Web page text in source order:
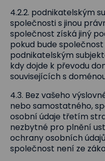
4.2.2. podnikatelským
společnosti s jinou
společnost získá jiný
pokud bude
podnikatelským
kdy dojde k převodu
souvisejících s
4.3. Bez vašeho
nebo samostatného,
osobní údaje třetím
nezbytné pro plnění
ochrany osobních
společnost není ze